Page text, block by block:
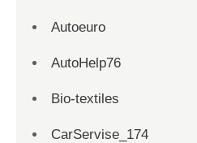
Autoeuro
AutoHelp76
Bio-textiles
CarServise_174